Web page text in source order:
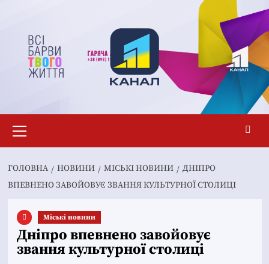
вмісту
меню
ГОЛОВНА НОВИНИ MІСЬКІ НОВИНИ
ДНІПРО
ВПЕВНЕНО ЗАВОЙОВУЄ ЗВАННЯ КУЛЬТУРНОЇ СТОЛИЦІ
Mіські новини
Дніпро впевнено завойовує
звання культурної столиці